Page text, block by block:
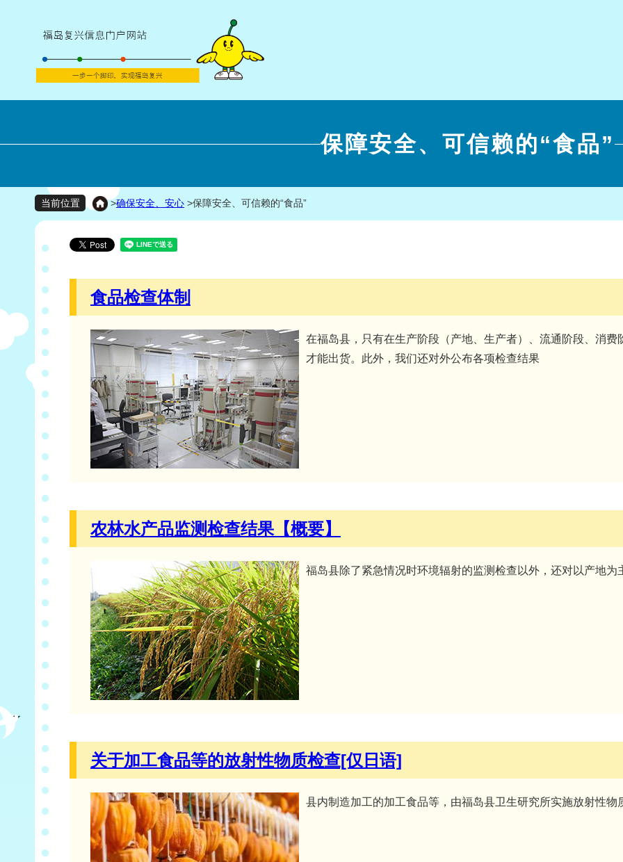
保障安全、可信赖的“食品”
当前位置 >确保安全、安心 >保障安全、可信赖的“食品”
食品检查体制
在福岛县，只有在生产阶段（产地、生产者）、流通阶段、消
才能出货。此外，我们还对外公布各项检查结果
农林水产品监测检查结果【概要】
福岛县除了紧急情况时环境辐射的监测检查以外，还对以产地
关于加工食品等的放射性物质检查[仅日语]
县内制造加工的加工食品等，由福岛县卫生研究所实施放射性物